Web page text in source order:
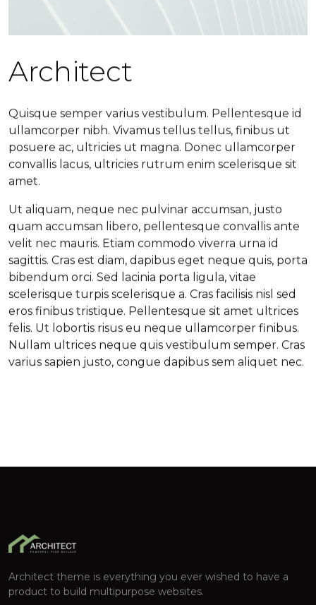
Architect
Quisque semper varius vestibulum. Pellentesque id
ullamcorper nibh. Vivamus tellus tellus, finibus ut
posuere ac, ultricies ut magna. Donec ullamcorper
convallis lacus, ultricies rutrum enim scelerisque sit
amet.
Ut aliquam, neque nec pulvinar accumsan, justo
quam accumsan libero, pellentesque convallis ante
velit nec mauris. Etiam commodo viverra urna id
sagittis. Cras est diam, dapibus eget neque quis, porta
bibendum orci. Sed lacinia porta ligula, vitae
scelerisque turpis scelerisque a. Cras facilisis nisl sed
eros finibus tristique. Pellentesque sit amet ultrices
felis. Ut lobortis risus eu neque ullamcorper finibus.
Nullam ultrices neque quis vestibulum semper. Cras
varius sapien justo, congue dapibus sem aliquet nec.
Architect theme is everything you ever wished to have a
product to build multipurpose websites.